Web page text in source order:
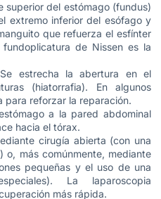
superior del estómago (fundus)
extremo inferior del esófago y
que refuerza el esfínter
de Nissen es la
Se estrecha la abertura en el
(hiatorrafia). En algunos
para reforzar la reparación.
a la pared abdominal
hacia el tórax.
cirugía abierta (con una
o, más comúnmente, mediante
pequeñas y el uso de una
La laparoscopia
más rápida.